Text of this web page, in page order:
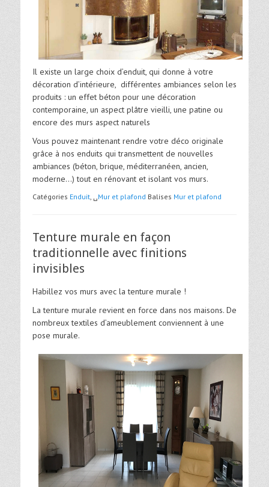
Il existe un large choix d’enduit, qui donne à votre
décoration d’intérieure, différentes ambiances selon les
produits : un effet béton pour une décoration
contemporaine, un aspect plâtre vieilli, une patine ou
encore des murs aspect naturels
Vous pouvez maintenant rendre votre déco originale
grâce à nos enduits qui transmettent de nouvelles
ambiances (béton, brique, méditerranéen, ancien,
moderne…) tout en rénovant et isolant vos murs.
Catégories Enduit, ␣Mur et plafond Balises Mur et plafond
Tenture murale en façon
traditionnelle avec finitions
invisibles
Habillez vos murs avec la tenture murale !
La tenture murale revient en force dans nos maisons. De
nombreux textiles d’ameublement conviennent à une
pose murale.